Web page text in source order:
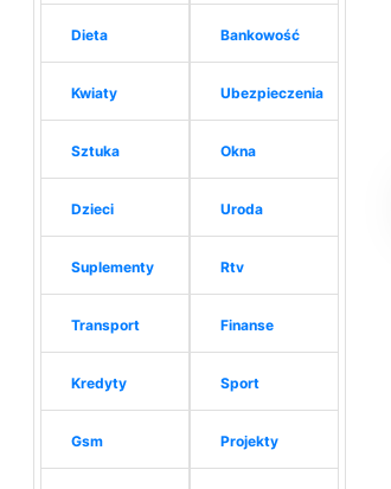
Dieta
Kwiaty
Sztuka
Dzieci
Suplementy
Transport
Kredyty
Gsm
Bankowość
Ubezpieczenia
Okna
Uroda
Rtv
Finanse
Sport
Projekty